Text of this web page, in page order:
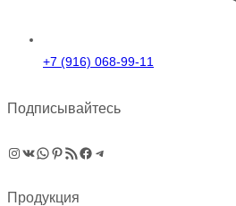
+7 (916) 068-99-11
Подписывайтесь
Instagram
ВКонтакте
WhatsApp
Pinterest
RSS-рассылка
Facebook
Telegram
Продукция